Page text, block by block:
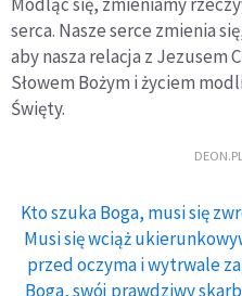
serca. Nasze serce zmienia
aby nasza relacja z Jezusem
Słowem Bożym i życiem
Święty.
Kto szuka Boga, musi się
Musi się wciąż
przed oczyma i wytrwale
Boga, swój prawdziwy